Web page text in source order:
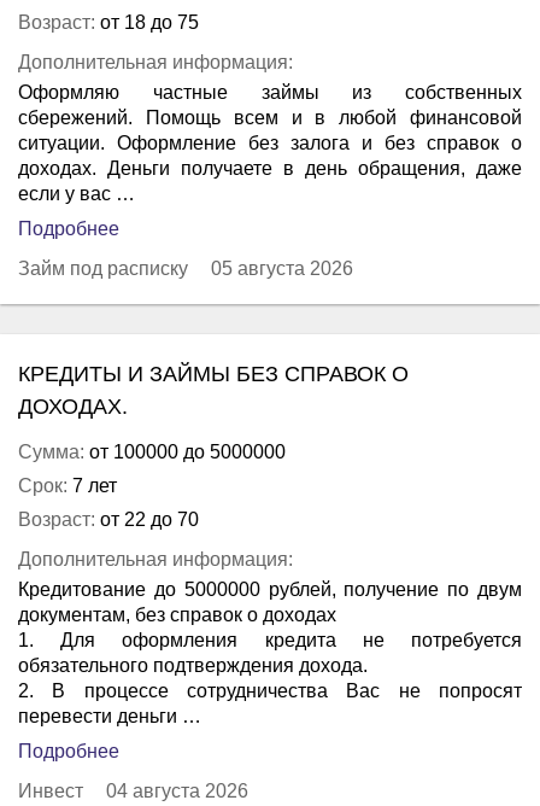
Возраст: от 18 до 75
Дополнительная информация:
Оформляю частные займы из собственных
сбережений. Помощь всем и в любой финансовой
ситуации. Оформление без залога и без справок о
доходах. Деньги получаете в день обращения, даже
если у вас …
Подробнее
Займ под расписку
05 августа 2026
КРЕДИТЫ И ЗАЙМЫ БЕЗ СПРАВОК О
ДОХОДАХ.
Сумма: от 100000 до 5000000
Срок: 7 лет
Возраст: от 22 до 70
Дополнительная информация:
Кредитование до 5000000 рублей, получение по двум
документам, без справок о доходах
1. Для оформления кредита не потребуется
обязательного подтверждения дохода.
2. В процессе сотрудничества Вас не попросят
перевести деньги …
Подробнее
Инвест
04 августа 2026